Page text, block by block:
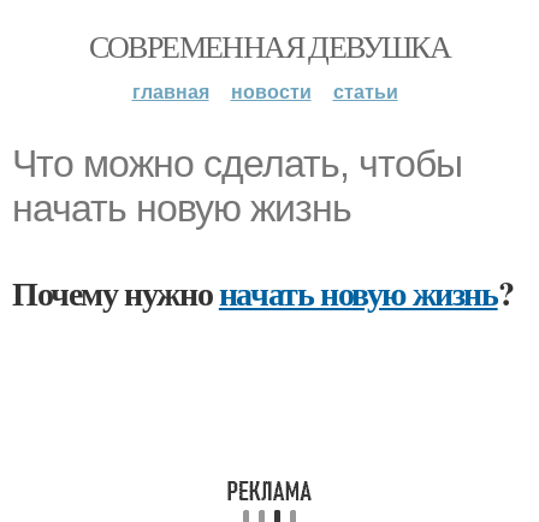
СОВРЕМЕННАЯ ДЕВУШКА
главная новости статьи
Что можно сделать, чтобы
начать новую жизнь
Почему нужноначать новую жизнь?